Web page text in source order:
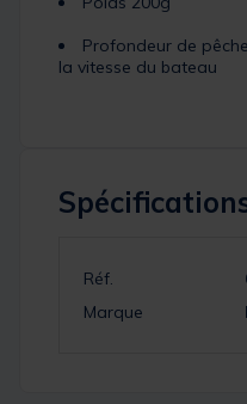
Profondeur de
la vitesse du bateau
Réf.
Marque